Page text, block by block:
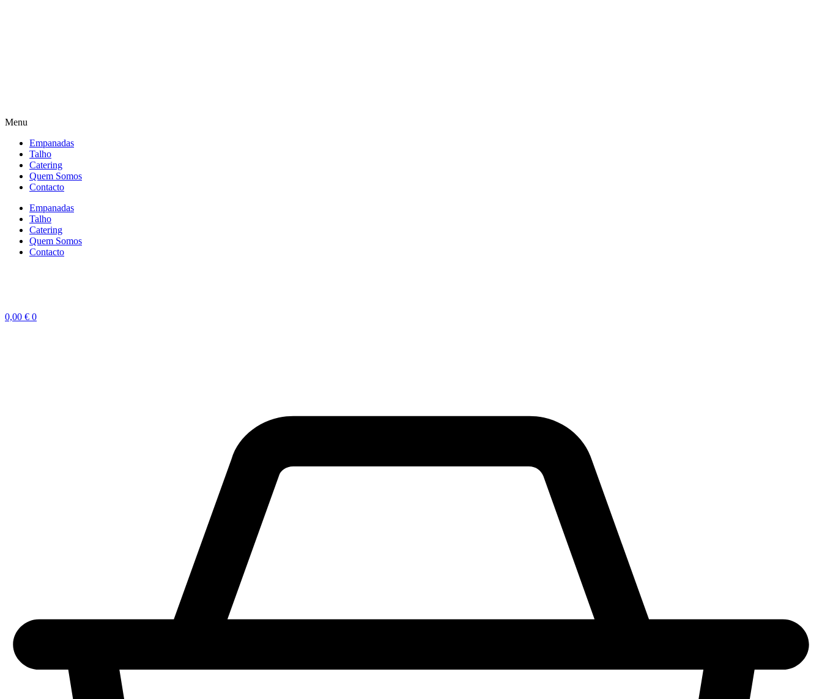
Menu
Empanadas
Talho
Catering
Quem Somos
Contacto
Empanadas
Talho
Catering
Quem Somos
Contacto
0,00 € 0